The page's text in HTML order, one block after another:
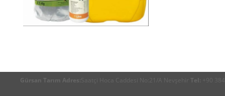
Gürsan Tarım Adres: Saatçi Hoca Caddesi No:21/A Nevşehir Tel: +90